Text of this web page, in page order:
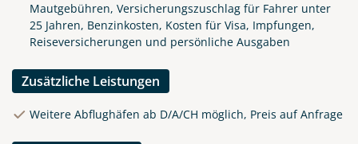
Mautgebühren, Versicherungszuschlag für Fahrer unter
25 Jahren, Benzinkosten, Kosten für Visa, Impfungen,
Reiseversicherungen und persönliche Ausgaben
Zusätzliche Leistungen
Weitere Abflughäfen ab D/A/CH möglich, Preis auf Anfrage